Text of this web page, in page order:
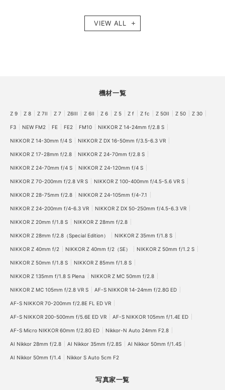
yukino (2) kinoko. (2)
NIKKOR Z 70-200mm f/2.8 VR S (19)
ZR (2)
小春ハルカ (20)
AI NIKKOR 50mm f/1.8S (1)
NIKKOR Z 24-105mm f/4-7.1 (1)
Kimura Hinami (1)
uka (1)
Z fc (57) Fujikawa hinano (35)
古屋呂敏 (9)
NIKKOR Z 24-70mm f/2.8 S II (1)
NIKKOR Z 35mm f/1.4 (2)
NIKKOR Z 50mm f/1.8 S (68)
NIKKOR Z 85mm f/1.8 S (19)
NIKKOR Z DX MC 35mm f/1.7 (1)
Zfc (2)
橋本侑次朗 (5) 軍司拓実 (5)
AI Nikkor 35mm f/1.4S (4)
阿久津ゆりえ (1)
Z 50II (9)
Z50II (1) しふぉん (3)
広谷勇樹 (4)
甘夏蜜柑 (5)
藤澤一 (1)
鎌田風花 (34)
Film (42)
きキ (1) くわはらひなた (1)
MAYU (2)
Yuri (8)
nidones (2)
AI Nikkor 50mm f/1.4S (25)
VIEW ALL
機材一覧
Z 9 Z 8 Z 7II Z 7 Z6III Z 6II Z 6 Z 5 Z f Z fc Z 50II Z 50 Z 30
F3 NEW FM2 FE FE2 FM10 NIKKOR Z 14-24mm f/2.8 S
NIKKOR Z 14-30mm f/4 S NIKKOR Z DX 16-50mm f/3.5-6.3 VR
NIKKOR Z 17-28mm f/2.8 NIKKOR Z 24-70mm f/2.8 S
NIKKOR Z 24-70mm f/4 S NIKKOR Z 24-120mm f/4 S
NIKKOR Z 70-200mm f/2.8 VR S NIKKOR Z 100-400mm f/4.5-5.6 VR S
NIKKOR Z 28-75mm f/2.8 NIKKOR Z 24-105mm f/4-7.1
NIKKOR Z 24-200mm f/4-6.3 VR NIKKOR Z DX 50-250mm f/4.5-6.3 VR
NIKKOR Z 20mm f/1.8 S NIKKOR Z 28mm f/2.8
NIKKOR Z 28mm f/2.8（Special Edition） NIKKOR Z 35mm f/1.8 S
NIKKOR Z 40mm f/2 NIKKOR Z 40mm f/2（SE） NIKKOR Z 50mm f/1.2 S
NIKKOR Z 50mm f/1.8 S NIKKOR Z 85mm f/1.8 S
NIKKOR Z 135mm f/1.8 S Plena NIKKOR Z MC 50mm f/2.8
NIKKOR Z MC 105mm f/2.8 VR S AF-S NIKKOR 14-24mm f/2.8G ED
AF-S NIKKOR 70-200mm f/2.8E FL ED VR
AF-S NIKKOR 200-500mm f/5.6E ED VR AF-S NIKKOR 105mm f/1.4E ED
AF-S Micro NIKKOR 60mm f/2.8G ED Nikkor-N Auto 24mm F2.8
AI Nikkor 28mm f/2.8 AI Nikkor 35mm f/2.8S AI Nikkor 50mm f/1.4S
AI Nikkor 50mm f/1.4 Nikkor S Auto 5cm F2
写真家一覧